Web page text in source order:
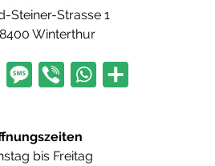
Steiner-Strasse 1
Winterthur
bis Freitag